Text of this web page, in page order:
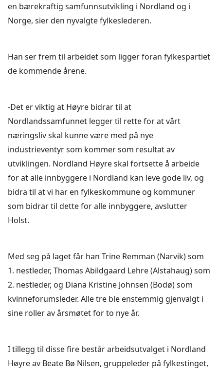
en bærekraftig samfunnsutvikling i Nordland og i
Norge, sier den nyvalgte fylkeslederen.
Han ser frem til arbeidet som ligger foran fylkespartiet
de kommende årene.
-Det er viktig at Høyre bidrar til at
Nordlandssamfunnet legger til rette for at vårt
næringsliv skal kunne være med på nye
industrieventyr som kommer som resultat av
utviklingen. Nordland Høyre skal fortsette å arbeide
for at alle innbyggere i Nordland kan leve gode liv, og
bidra til at vi har en fylkeskommune og kommuner
som bidrar til dette for alle innbyggere, avslutter
Holst.
Med seg på laget får han Trine Remman (Narvik) som
1. nestleder, Thomas Abildgaard Lehre (Alstahaug) som
2. nestleder, og Diana Kristine Johnsen (Bodø) som
kvinneforumsleder. Alle tre ble enstemmig gjenvalgt i
sine roller av årsmøtet for to nye år.
I tillegg til disse fire består arbeidsutvalget i Nordland
Høyre av Beate Bø Nilsen, gruppeleder på fylkestinget,